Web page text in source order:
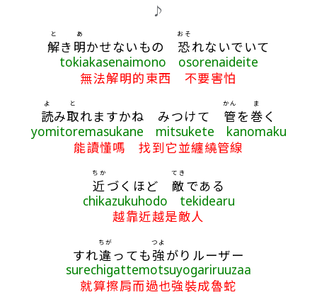
♪
解
と
き 明
あ
かせないもの 恐
おそ
れないでいて
tokiakasenaimono osorenaideite
無法解明的東西 不要害怕
読
よ
み取
と
れますかね みつけて 管
かん
を 巻
ま
く
yomitoremasukane mitsukete kanomaku
能讀懂嗎 找到它並纏繞管線
近
ちか
づくほど 敵
てき
である
chikazukuhodo tekidearu
越靠近越是敵人
すれ違
ちが
っても強
つよ
がりルーザー
surechigattemotsuyogariruuzaa
就算擦肩而過也強裝成魯蛇